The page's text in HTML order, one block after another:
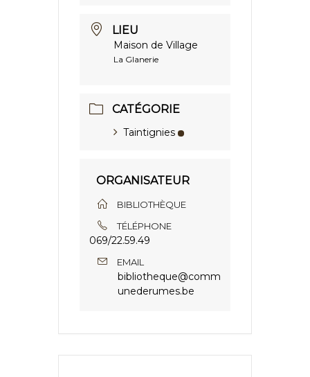
LIEU
Maison de Village
La Glanerie
CATÉGORIE
Taintignies
ORGANISATEUR
BIBLIOTHÈQUE
TÉLÉPHONE
069/22.59.49
EMAIL
bibliotheque@comm
unederumes.be